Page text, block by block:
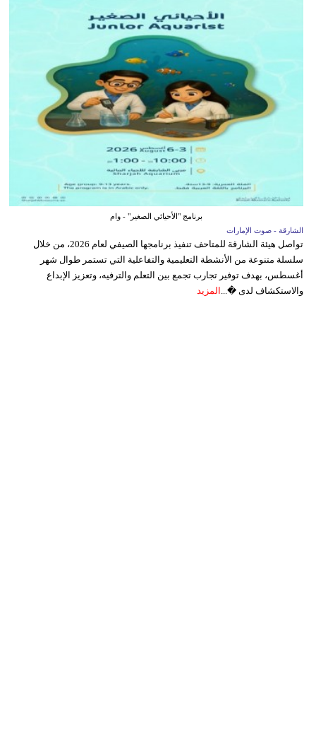
برنامج "الأحيائي الصغير" - وام
الشارقة - صوت الإمارات
تواصل هيئة الشارقة للمتاحف تنفيذ برنامجها الصيفي لعام 2026، من خلال
سلسلة متنوعة من الأنشطة التعليمية والتفاعلية التي تستمر طوال شهر
أغسطس، بهدف توفير تجارب تجمع بين التعلم والترفيه، وتعزيز الإبداع
والاستكشاف لدى �... المزيد